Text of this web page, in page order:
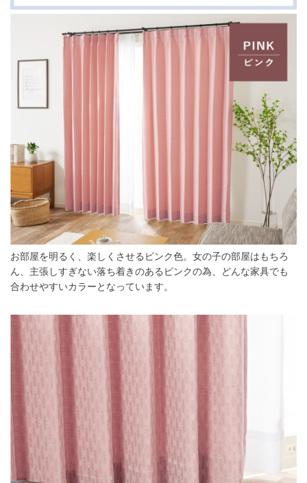
お部屋を明るく、楽しくさせるピンク色。女の子の部屋はもちろ
ん、主張しすぎない落ち着きのあるピンクの為、どんな家具でも
合わせやすいカラーとなっています。